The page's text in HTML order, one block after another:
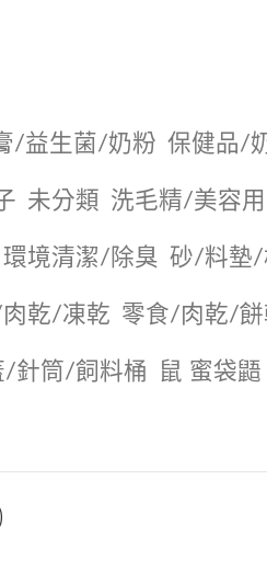
/益生菌/奶粉 保健品/
未分類 洗毛精/美容
環境清潔/除臭 砂/料墊/
乾/凍乾 零食/肉乾/餅
/針筒/飼料桶 鼠 蜜袋